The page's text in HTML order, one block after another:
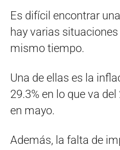
Es difícil encontrar
hay varias
mismo tiempo.
Una de ellas es la
29.3% en lo que va
en mayo.
Además, la falta de